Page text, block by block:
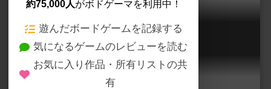
アリアラ
Arriala: Canal de Garonne
約75,000人がボドゲーマを利用中！
遊んだボードゲームを記録する
気になるゲームのレビューを読む
お気に入り作品・所有リストの共
有